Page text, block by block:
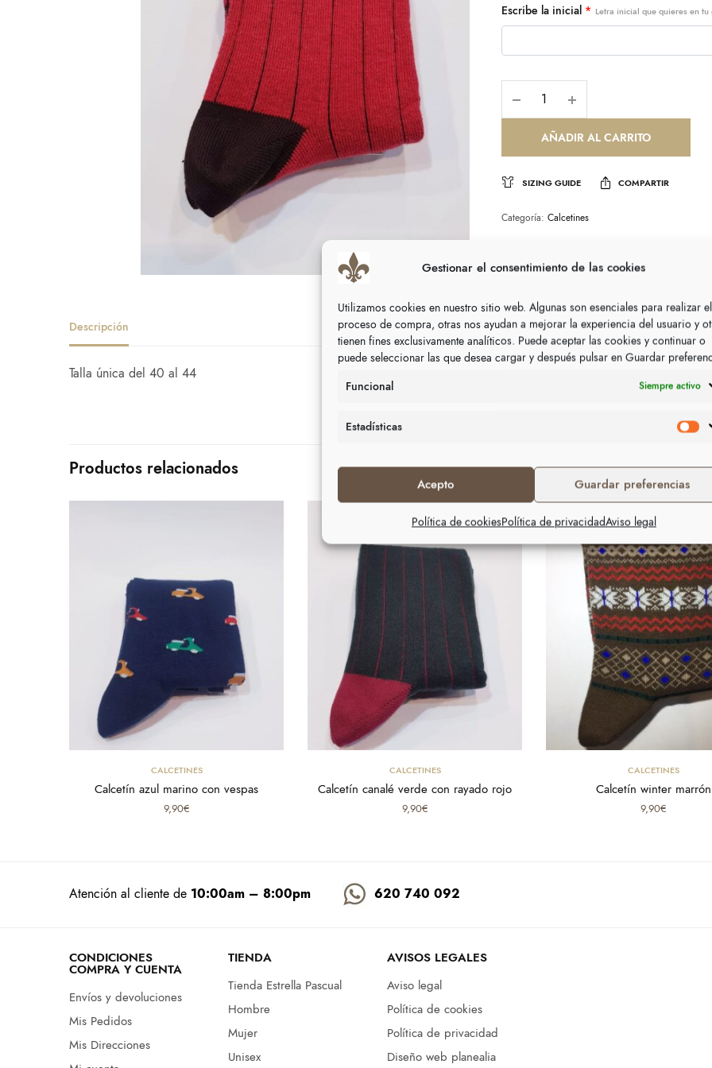
Gestionar el consentimiento de las cookies
Utilizamos cookies en nuestro sitio web. Algunas son esenciales para realizar el
proceso de compra, otras nos ayudan a mejorar la experiencia del usuario y
tienen fines exclusivamente analíticos. Puede aceptar las cookies y continuar o
puede seleccionar las que desea cargar y después pulsar en Guardar
Funcional
Siempre activo
Estadísticas
Acepto Guardar preferencias
Política de cookiesPolítica de privacidadAviso legal
Escribe la inicial* Letra inicial que quieres en tu
AÑADIR AL CARRITO
SIZING GUIDE COMPARTIR
Categoría: Calcetines
Descripción
Talla única del 40 al 44
Productos relacionados
Select options
CALCETINES
Calcetín azul marino con vespas
9,90€
Select options
CALCETINES
Calcetín canalé verde con rayado rojo
9,90€
Select options
CALCETINES
Calcetín winter marrón
9,90€
Atención al cliente de 10:00am – 8:00pm 620 740 092
CONDICIONES
COMPRA Y CUENTA
Envíos y devoluciones
Mis Pedidos
Mis Direcciones
TIENDA
Tienda Estrella Pascual
Hombre
Mujer
Unisex
AVISOS LEGALES
Aviso legal
Política de cookies
Política de privacidad
Diseño web planealia